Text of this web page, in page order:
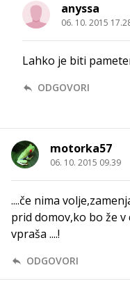
anyssa
06. 10. 2015
Lahko je biti
ODGOVORI
motorka57
06. 10. 2015 09.39
....če nima
prid domov,ko bo že
vpraša ....!
ODGOVORI